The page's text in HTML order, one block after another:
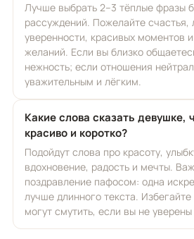
Лучше выбрать 2–3 тёплые фразы
рассуждений. Пожелайте счастья,
уверенности, красивых моментов
желаний. Если вы близко
нежность; если отношения
уважительным и лёгким.
Какие слова сказать девушке,
красиво и коротко?
Подойдут слова про красоту,
вдохновение, радость и мечты.
поздравление пафосом: одна
лучше длинного текста.
могут смутить, если вы не